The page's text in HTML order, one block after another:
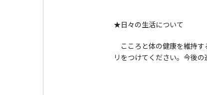
★日々の生活について
こころと体の健康を維持す
リをつけてください。今後